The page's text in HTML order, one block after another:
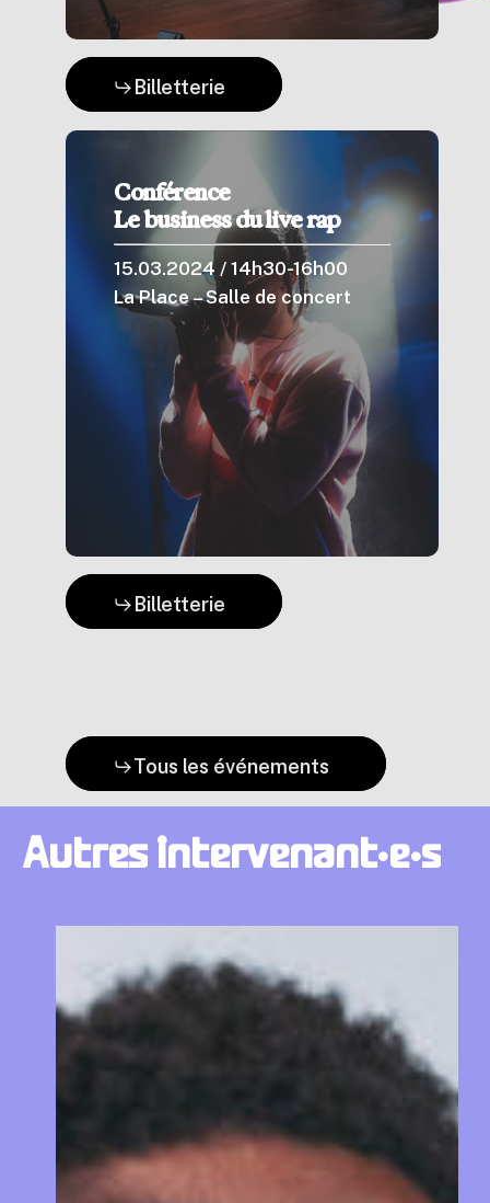
Billetterie
Conférence
Le business du live rap
15.03.2024 / 14h30-16h00
La Place – Salle de concert
Billetterie
Tous les événements
Autres intervenant·e·s